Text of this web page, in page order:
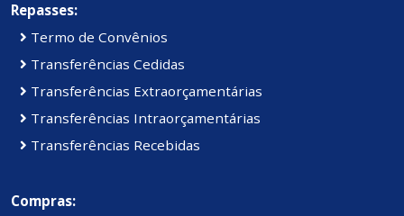
Repasses:
Termo de Convênios
Transferências Cedidas
Transferências Extraorçamentárias
Transferências Intraorçamentárias
Transferências Recebidas
Compras: